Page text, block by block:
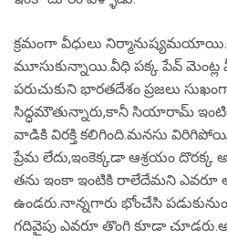
క్రమంగా వీధులు
మూసుకున్నాయి.వీధి పక్క పేవ్
పరుచుకుని భారతదేశం ప్రజలు
సిద్ధమౌతున్నారు,కానీ సియారామ్
వాడికి విరక్తి కలిగింది.మనసు
ప్రేమ లేదు,ఇంకెక్కడా ఆశ్రయం దొరక్క
తను ఇంకా ఇంటికి రాలేదేమని ఎవరూ
ఉండరు.నాన్నగారు భోంచేసి
గదివైపు ఎవరూ తొంగి కూడా